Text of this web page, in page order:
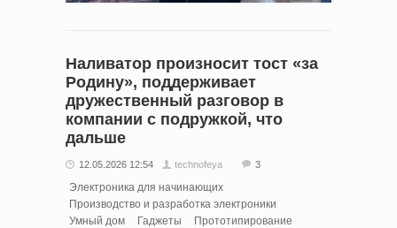
Наливатор произносит тост «за
Родину», поддерживает
дружественный разговор в
компании с подружкой, что
дальше
12.05.2026 12:54 technofeya 3
Электроника для начинающих
Производство и разработка электроники
Умный дом
Гаджеты Прототипирование